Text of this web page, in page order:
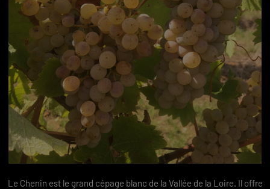
Le Chenin est le grand cépage blanc de la Vallée de la Loire. Il offre